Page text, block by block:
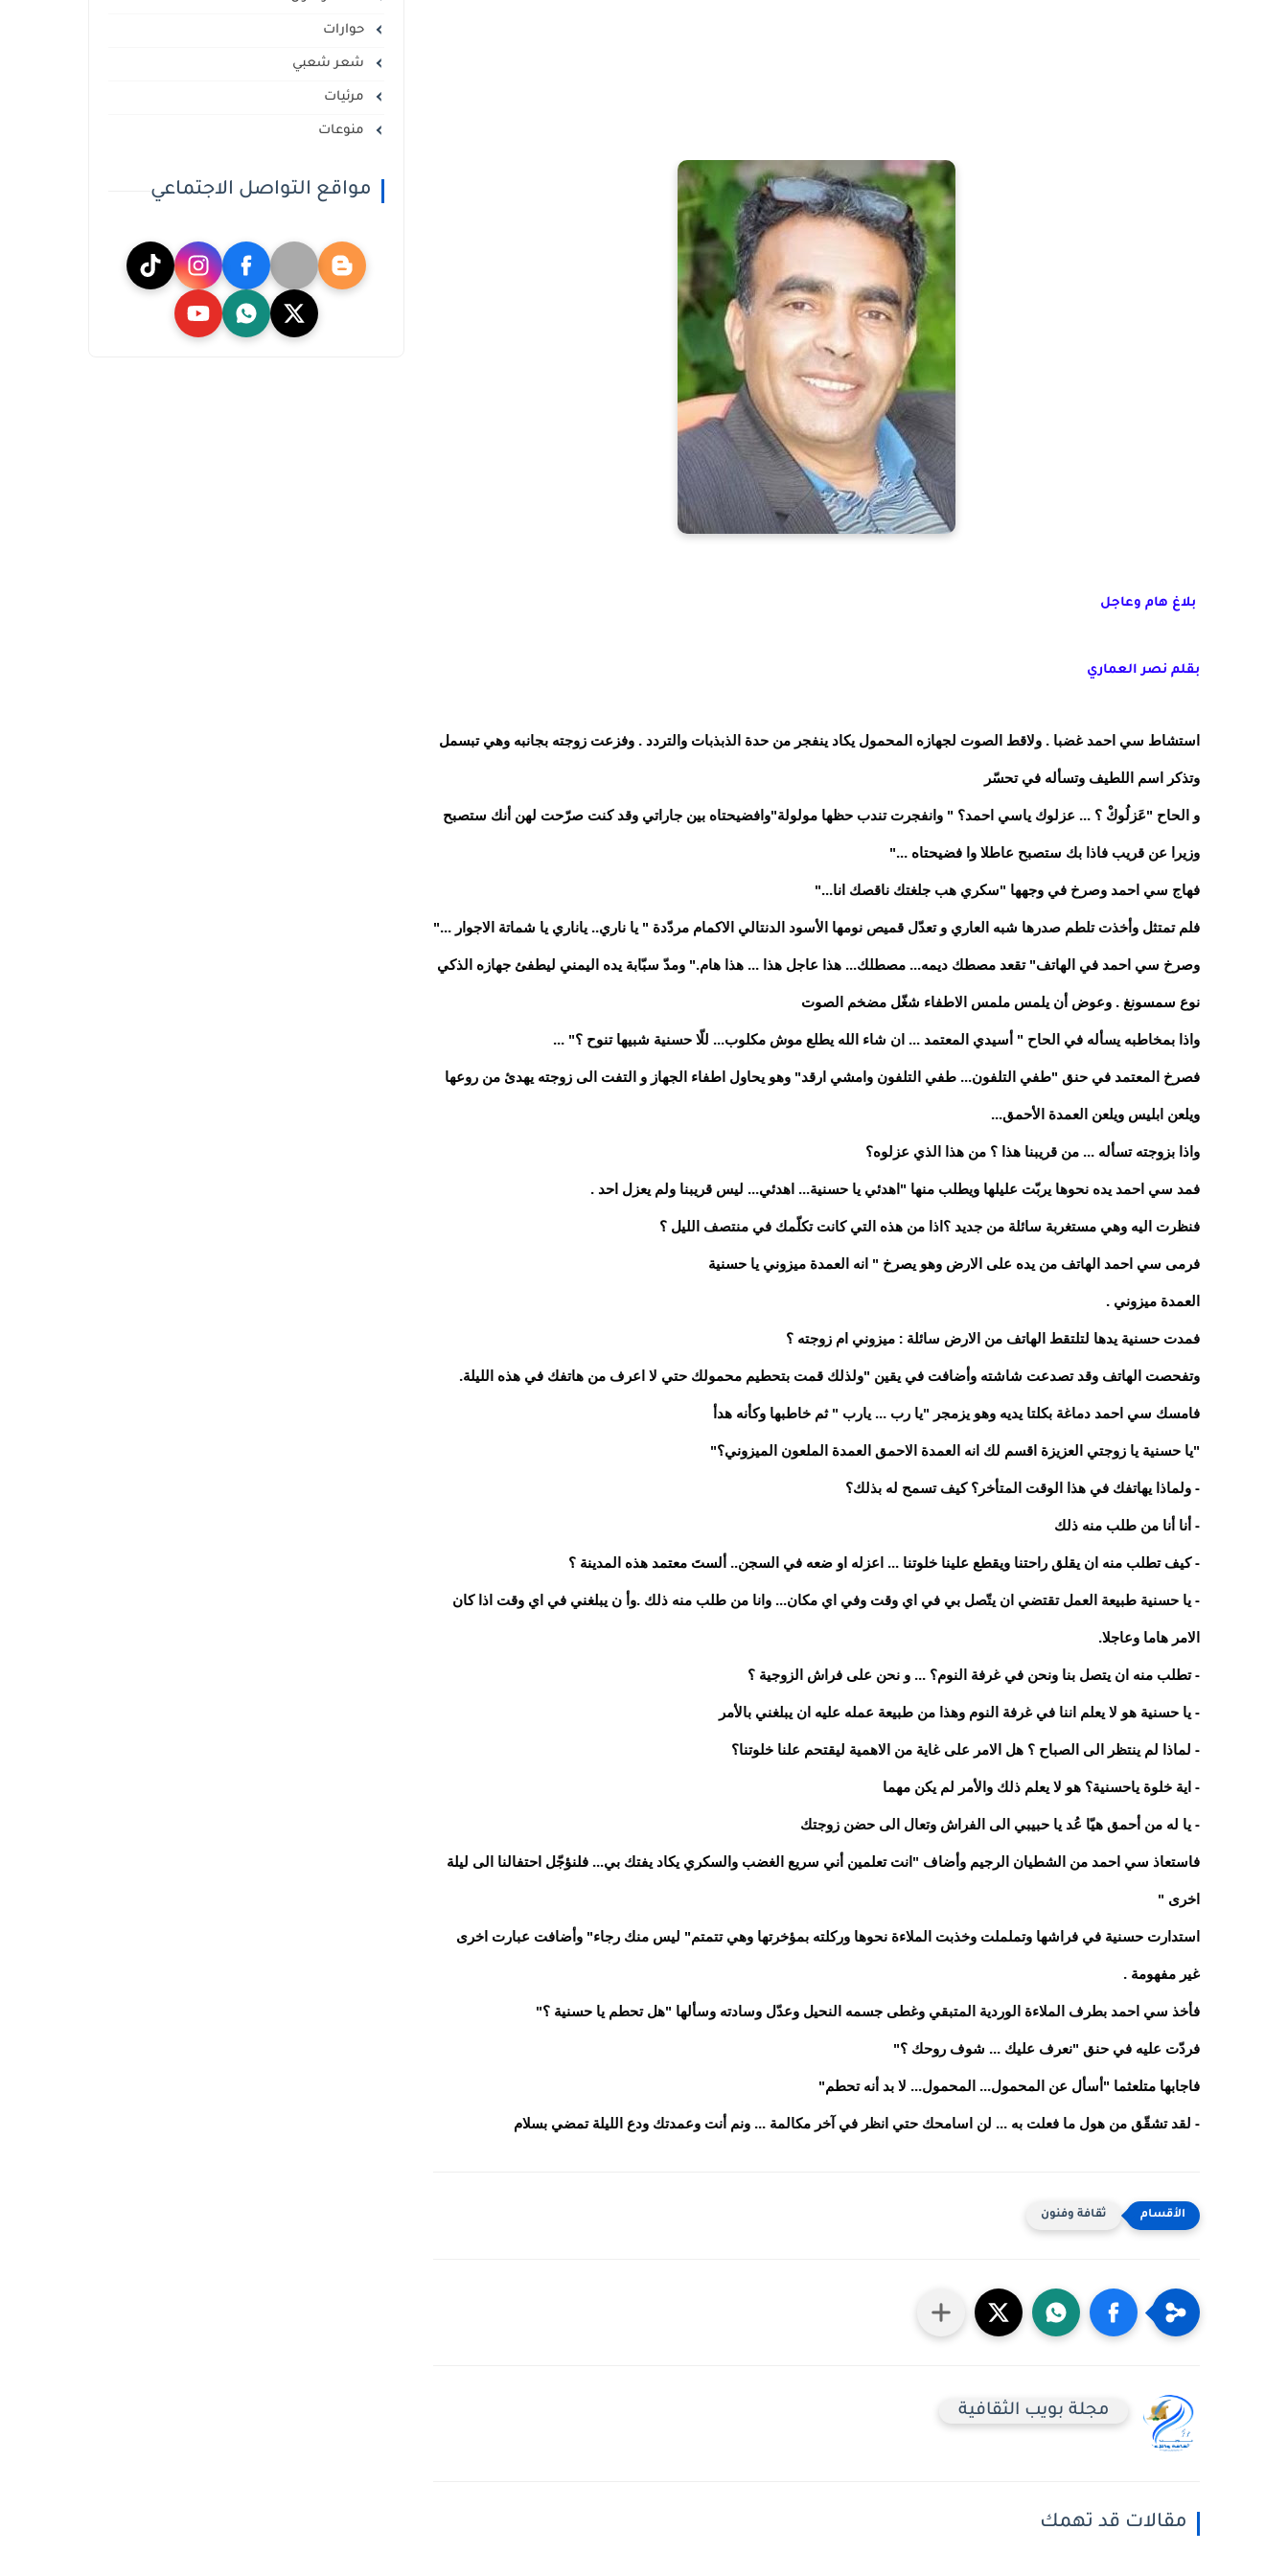
بلاغ هام وعاجل
بقلم نصر العماري
استشاط سي احمد غضبا . ولاقط الصوت لجهازه المحمول يكاد ينفجر من حدة الذبذبات والتردد . وفزعت زوجته بجانبه وهي تبسمل
وتذكر اسم اللطيف وتسأله في تحسّر
و الحاح "عَزلُوكْ ؟ ... عزلوك ياسي احمد؟ " وانفجرت تندب حظها مولولة"وافضيحتاه بين جاراتي وقد كنت صرّحت لهن أنك ستصبح
وزيرا عن قريب فاذا بك ستصبح عاطلا وا فضيحتاه ..."
فهاج سي احمد وصرخ في وجهها "سكري هب جلغتك ناقصك انا..."
فلم تمتثل وأخذت تلطم صدرها شبه العاري و تعدّل قميص نومها الأسود الدنتالي الاكمام مردّدة " يا ناري.. ياناري يا شماتة الاجوار ..."
وصرخ سي احمد في الهاتف" تقعد مصطك ديمه... مصطلك... هذا عاجل هذا ... هذا هام." ومدّ سبّابة يده اليمني ليطفئ جهازه الذكي
نوع سمسونغ . وعوض أن يلمس ملمس الاطفاء شغّل مضخم الصوت
واذا بمخاطبه يسأله في الحاح " أسيدي المعتمد ... ان شاء الله يطلع موش مكلوب... للّا حسنية شبيها تنوح ؟" ...
فصرخ المعتمد في حنق "طفي التلفون... طفي التلفون وامشي ارقد" وهو يحاول اطفاء الجهاز و التفت الى زوجته يهدئ من روعها
ويلعن ابليس ويلعن العمدة الأحمق...
واذا بزوجته تسأله ... من قريبنا هذا ؟ من هذا الذي عزلوه؟
فمد سي احمد يده نحوها يربّت عليلها ويطلب منها "اهدئي يا حسنية... اهدئي... ليس قريبنا ولم يعزل احد .
فنظرت اليه وهي مستغربة سائلة من جديد ؟اذا من هذه التي كانت تكلّمك في منتصف الليل ؟
فرمى سي احمد الهاتف من يده على الارض وهو يصرخ " انه العمدة ميزوني يا حسنية
العمدة ميزوني .
فمدت حسنية يدها لتلتقط الهاتف من الارض سائلة : ميزوني ام زوجته ؟
وتفحصت الهاتف وقد تصدعت شاشته وأضافت في يقين "ولذلك قمت بتحطيم محمولك حتي لا اعرف من هاتفك في هذه الليلة.
فامسك سي احمد دماغة بكلتا يديه وهو يزمجر "يا رب ... يارب " ثم خاطبها وكأنه هدأ
"يا حسنية يا زوجتي العزيزة اقسم لك انه العمدة الاحمق العمدة الملعون الميزوني؟"
- ولماذا يهاتفك في هذا الوقت المتأخر؟ كيف تسمح له بذلك؟
- أنا أنا من طلب منه ذلك
- كيف تطلب منه ان يقلق راحتنا ويقطع علينا خلوتنا ... اعزله او ضعه في السجن.. ألستَ معتمد هذه المدينة ؟
- يا حسنية طبيعة العمل تقتضي ان يتّصل بي في اي وقت وفي اي مكان... وانا من طلب منه ذلك .وأ ن يبلغني في اي وقت اذا كان
الامر هاما وعاجلا.
- تطلب منه ان يتصل بنا ونحن في غرفة النوم؟ ... و نحن على فراش الزوجية ؟
- يا حسنية هو لا يعلم اننا في غرفة النوم وهذا من طبيعة عمله عليه ان يبلغني بالأمر
- لماذا لم ينتظر الى الصباح ؟ هل الامر على غاية من الاهمية ليقتحم علنا خلوتنا؟
- اية خلوة ياحسنية؟ هو لا يعلم ذلك والأمر لم يكن مهما
- يا له من أحمق هيّا عُد يا حبيبي الى الفراش وتعال الى حضن زوجتك
فاستعاذ سي احمد من الشطيان الرجيم وأضاف "انت تعلمين أني سريع الغضب والسكري يكاد يفتك بي... فلنؤجّل احتفالنا الى ليلة
اخرى "
استدارت حسنية في فراشها وتململت وخذبت الملاءة نحوها وركلته بمؤخرتها وهي تتمتم" ليس منك رجاء" وأضافت عبارت اخرى
غير مفهومة .
فأخذ سي احمد بطرف الملاءة الوردية المتبقي وغطى جسمه النحيل وعدّل وسادته وسألها "هل تحطم يا حسنية ؟"
فردّت عليه في حنق "نعرف عليك ... شوف روحك ؟"
فاجابها متلعثما "أسأل عن المحمول... المحمول... لا بد أنه تحطم"
- لقد تشقّق من هول ما فعلت به ... لن اسامحك حتي انظر في آخر مكالمة ... ونم أنت وعمدتك ودع الليلة تمضي بسلام
ثقافة وفنون
مجلة بويب الثقافية
مقالات قد تهمك
حوارات
شعر شعبي
مرئيات
منوعات
مواقع التواصل الاجتماعي